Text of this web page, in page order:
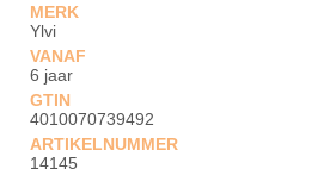
MERK
Ylvi
VANAF
6 jaar
GTIN
4010070739492
ARTIKELNUMMER
14145